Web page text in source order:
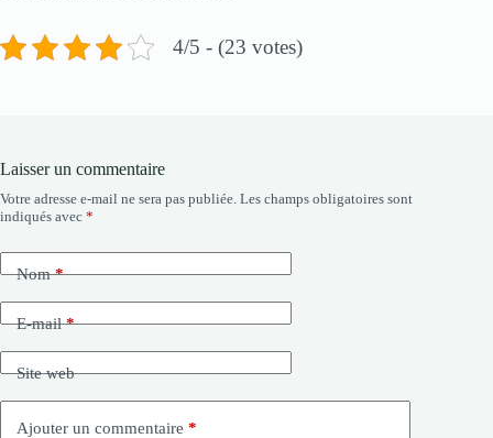
4/5 - (23 votes)
Laisser un commentaire
Votre adresse e-mail ne sera pas publiée. Les champs obligatoires sont
indiqués avec *
Nom*
E-mail*
Site web
Ajouter un commentaire *